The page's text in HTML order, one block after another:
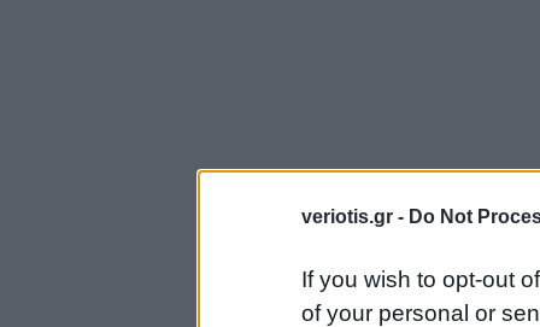
veriotis.gr - Do Not
If you wish to opt-out
of your personal or